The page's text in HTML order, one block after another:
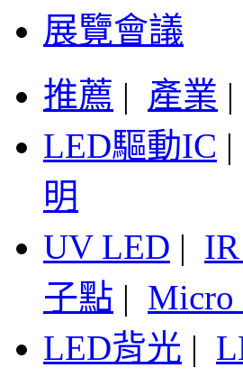
展覽會議
推薦 | 產業 |
LED驅動IC |
明
UV LED |
子點 | Micro
LED背光 |